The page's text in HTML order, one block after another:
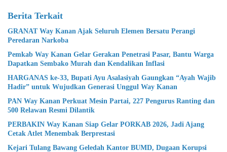
Berita Terkait
GRANAT Way Kanan Ajak Seluruh Elemen Bersatu Perangi
Peredaran Narkoba
Pemkab Way Kanan Gelar Gerakan Penetrasi Pasar, Bantu Warga
Dapatkan Sembako Murah dan Kendalikan Inflasi
HARGANAS ke-33, Bupati Ayu Asalasiyah Gaungkan “Ayah Wajib
Hadir” untuk Wujudkan Generasi Unggul Way Kanan
PAN Way Kanan Perkuat Mesin Partai, 227 Pengurus Ranting dan
500 Relawan Resmi Dilantik
PERBAKIN Way Kanan Siap Gelar PORKAB 2026, Jadi Ajang
Cetak Atlet Menembak Berprestasi
Kejari Tulang Bawang Geledah Kantor BUMD, Dugaan Korupsi